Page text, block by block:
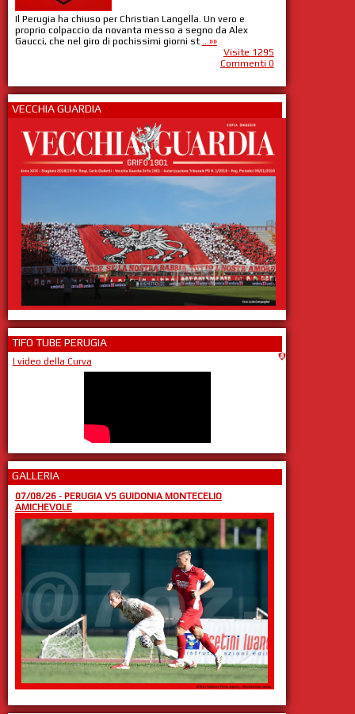
Il Perugia ha chiuso per Christian Langella. Un vero e
proprio colpaccio da novanta messo a segno da Alex
Gaucci, che nel giro di pochissimi giorni st ...»»
Visite 1295
Commenti 0
VECCHIA GUARDIA
TIFO TUBE PERUGIA
I video della Curva
GALLERIA
07/08/26- PERUGIA VS GUIDONIA MONTECELIO
AMICHEVOLE